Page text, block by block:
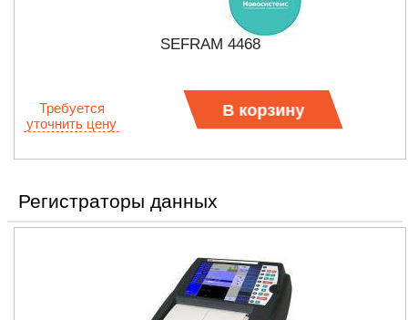
SEFRAM 4468
Требуется
уточнить цену
В корзину
Регистраторы данных